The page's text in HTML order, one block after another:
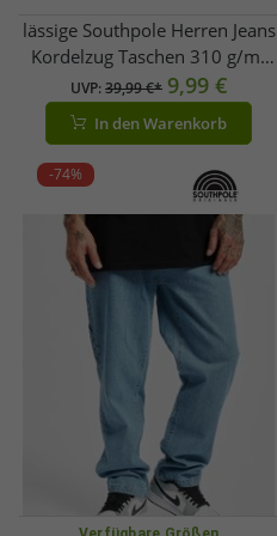
lässige Southpole Herren Jeans
Kordelzug Taschen 310 g/m²
Anthrazit
UVP:39,99 €* 9,99 €
In den Warenkorb
-74%